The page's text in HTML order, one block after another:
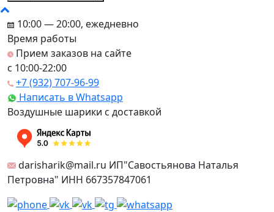
10:00 — 20:00, ежедневно
Время работы
Прием заказов на сайте
c 10:00-22:00
+7 (932) 707-96-99
Написать в Whatsapp
Воздушные шарики с доставкой
darisharik@mail.ru ИП"Савостьянова Наталья
Петровна" ИНН 667357847061